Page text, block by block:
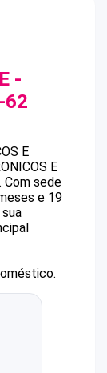
-
62
E
E
. Com sede
e 19